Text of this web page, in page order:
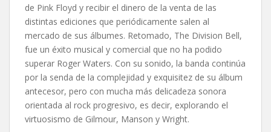
de Pink Floyd y recibir el dinero de la venta de las
distintas ediciones que periódicamente salen al
mercado de sus álbumes. Retomado, The Division Bell,
fue un éxito musical y comercial que no ha podido
superar Roger Waters. Con su sonido, la banda continúa
por la senda de la complejidad y exquisitez de su álbum
antecesor, pero con mucha más delicadeza sonora
orientada al rock progresivo, es decir, explorando el
virtuosismo de Gilmour, Manson y Wright.